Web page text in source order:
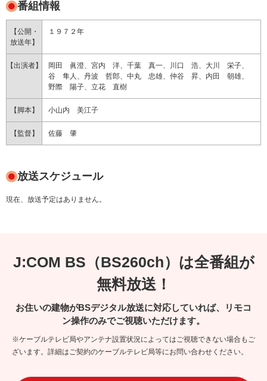
番組情報
【公開・
放送年】
１９７２年
【出演者】
岡田 眞澄、宮内 洋、千葉 真一、川口 浩、大川 栄子、
谷 隼人、丹波 哲郎、中丸 忠雄、仲谷 昇、内田 朝雄、
野際 陽子、立花 直樹
【脚本】 小山内 美江子
【監督】 佐藤 肇
放送スケジュール
現在、放送予定はありません。
J:COM BS（BS260ch）は全番組が
無料放送！
お住いの建物がBSデジタル放送に対応していれば、リモコ
ン操作のみでご視聴いただけます。
※ケーブルテレビ局やアンテナ設置状況によってはご視聴できない場合もご
ざいます。詳細はご契約のケーブルテレビ局等にお問い合わせください。